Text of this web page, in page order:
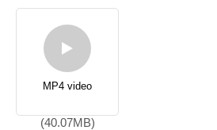
MP4 video
(40.07MB)